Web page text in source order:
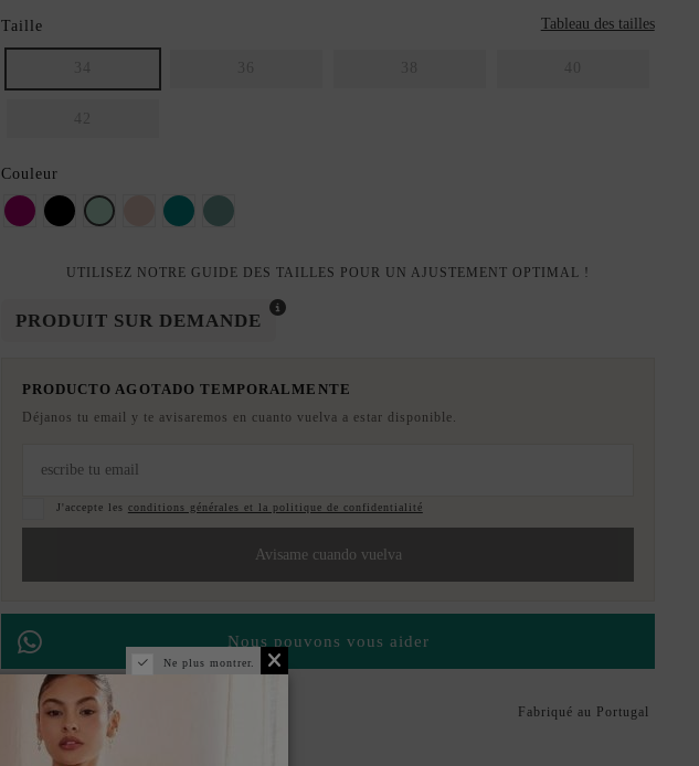
Taille Tableau des tailles
Couleur
FuchsiaNoir menthe Rose poudréVert turquoise
Vert émeraude
UTILISEZ NOTRE GUIDE DES TAILLES POUR UN AJUSTEMENT OPTIMAL !
PRODUIT SUR DEMANDE
PRODUCTO AGOTADO TEMPORALMENTE
Déjanos tu email y te avisaremos en cuanto vuelva a estar disponible.
J'accepte les conditions générales et la politique de confidentialité
Avisame cuando vuelva
Nous pouvons vous aider
Paiement échelonné Fabriqué au Portugal
Ne plus montrer.